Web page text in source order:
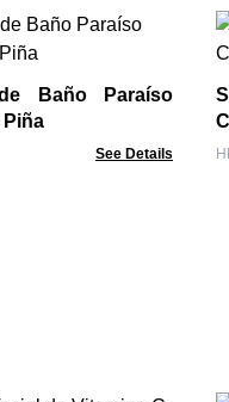
Baño Paraíso
Piña
See Details